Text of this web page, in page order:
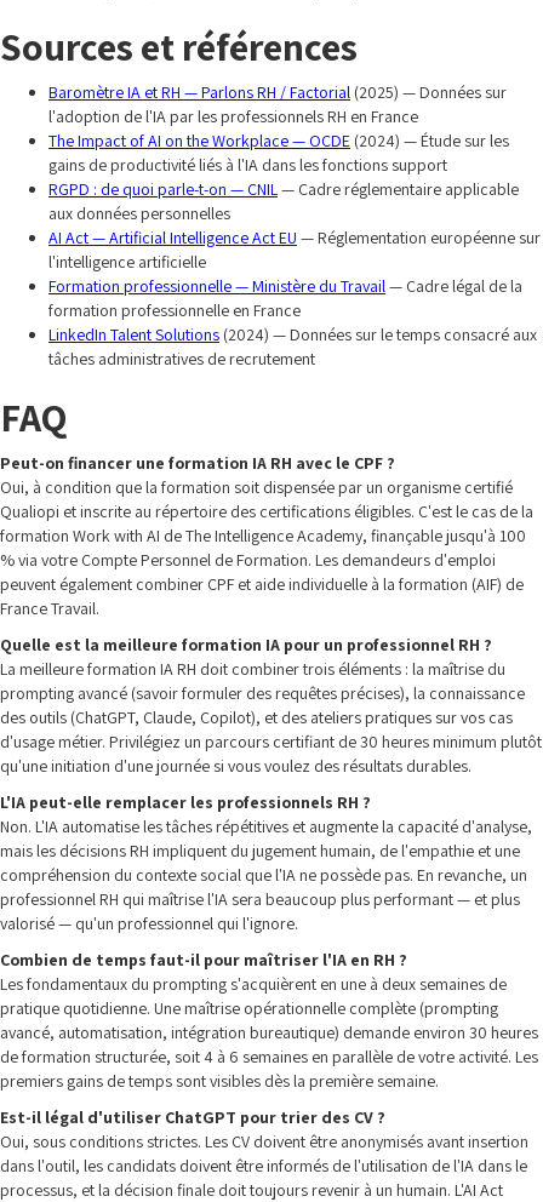
Sources et références
Baromètre IA et RH — Parlons RH / Factorial (2025) — Données sur
l'adoption de l'IA par les professionnels RH en France
The Impact of AI on the Workplace — OCDE (2024) — Étude sur les
gains de productivité liés à l'IA dans les fonctions support
RGPD : de quoi parle-t-on — CNIL— Cadre réglementaire applicable
aux données personnelles
AI Act — Artificial Intelligence Act EU — Réglementation européenne sur
l'intelligence artificielle
Formation professionnelle — Ministère du Travail— Cadre légal de la
formation professionnelle en France
LinkedIn Talent Solutions (2024) — Données sur le temps consacré aux
tâches administratives de recrutement
FAQ
Peut-on financer une formation IA RH avec le CPF ?
Oui, à condition que la formation soit dispensée par un organisme certifié
Qualiopi et inscrite au répertoire des certifications éligibles. C'est le cas de la
formation Work with AI de The Intelligence Academy, finançable jusqu'à 100
% via votre Compte Personnel de Formation. Les demandeurs d'emploi
peuvent également combiner CPF et aide individuelle à la formation (AIF) de
France Travail.
Quelle est la meilleure formation IA pour un professionnel RH ?
La meilleure formation IA RH doit combiner trois éléments : la maîtrise du
prompting avancé (savoir formuler des requêtes précises), la connaissance
des outils (ChatGPT, Claude, Copilot), et des ateliers pratiques sur vos cas
d'usage métier. Privilégiez un parcours certifiant de 30 heures minimum plutôt
qu'une initiation d'une journée si vous voulez des résultats durables.
L'IA peut-elle remplacer les professionnels RH ?
Non. L'IA automatise les tâches répétitives et augmente la capacité d'analyse,
mais les décisions RH impliquent du jugement humain, de l'empathie et une
compréhension du contexte social que l'IA ne possède pas. En revanche, un
professionnel RH qui maîtrise l'IA sera beaucoup plus performant — et plus
valorisé — qu'un professionnel qui l'ignore.
Combien de temps faut-il pour maîtriser l'IA en RH ?
Les fondamentaux du prompting s'acquièrent en une à deux semaines de
pratique quotidienne. Une maîtrise opérationnelle complète (prompting
avancé, automatisation, intégration bureautique) demande environ 30 heures
de formation structurée, soit 4 à 6 semaines en parallèle de votre activité. Les
premiers gains de temps sont visibles dès la première semaine.
Est-il légal d'utiliser ChatGPT pour trier des CV ?
Oui, sous conditions strictes. Les CV doivent être anonymisés avant insertion
dans l'outil, les candidats doivent être informés de l'utilisation de l'IA dans le
processus, et la décision finale doit toujours revenir à un humain. L'AI Act